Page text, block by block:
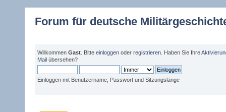
Forum für deutsche
Willkommen Gast . Bitte einloggen oder registrieren . Haben Sie Ihre
Mail übersehen?
Einloggen mit Benutzername, Passwort und Sitzungslänge